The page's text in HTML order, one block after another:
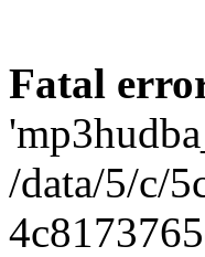
Fatal
/data/5/c/